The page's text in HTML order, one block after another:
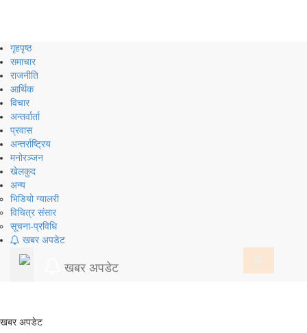
गृहपृष्ठ
समाचार
राजनीति
आर्थिक
विचार
अन्तर्वार्ता
प्रवास
अन्तर्राष्ट्रिय
मनोरञ्जन
खेलकुद
अन्य
भिडियो ग्यालरी
विचित्र संसार
सूचना-प्रविधि
खबर अपडेट
खबर अपडेट
खबर अपडेट